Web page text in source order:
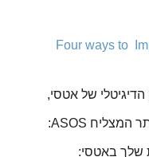
Four ways to
הדיגיטלי של אטסי,